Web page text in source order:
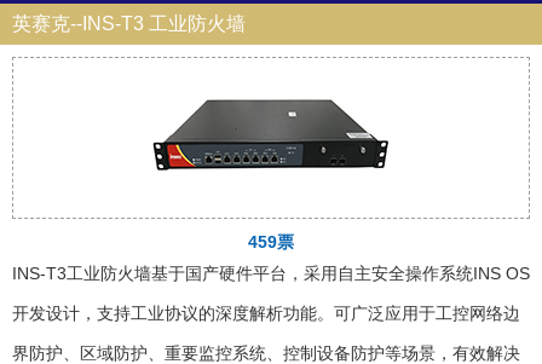
英赛克--INS-T3 工业防火墙
459票
INS-T3工业防火墙基于国产硬件平台，采用自主安全操作系统INS OS
开发设计，支持工业协议的深度解析功能。可广泛应用于工控网络边
界防护、区域防护、重要监控系统、控制设备防护等场景，有效解决